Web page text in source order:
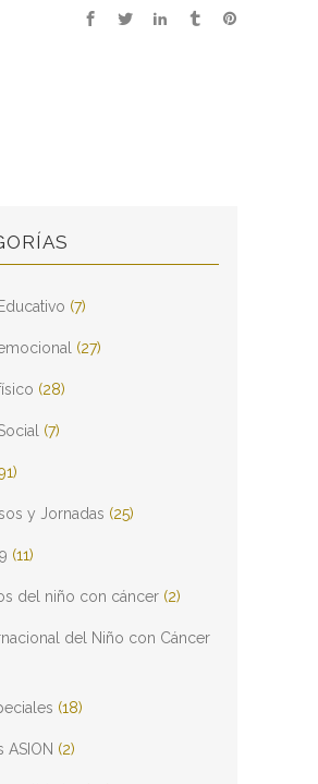
(7)
(27)
(28)
(7)
y Jornadas (25)
(11)
del niño con cáncer (2)
del Niño con Cáncer
(18)
ASION (2)